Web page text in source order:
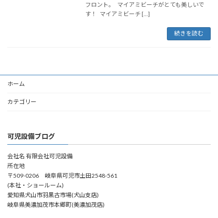
フロント。 マイアミビーチがとても美しいで
す！ マイアミビーチ […]
続きを読む
ホーム
カテゴリー
可児設備ブログ
会社名 有限会社可児設備
所在地
〒509-0206 岐阜県可児市土田2548-561
(本社・ショールーム)
愛知県犬山市羽黒古市場(犬山支店)
岐阜県美濃加茂市本郷町(美濃加茂店)